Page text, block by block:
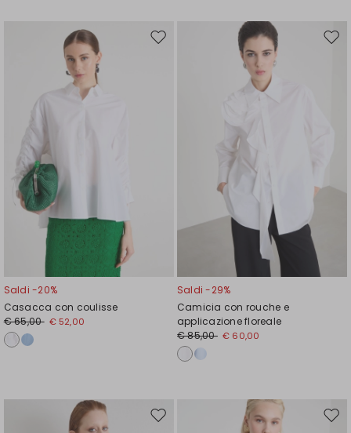
Sposta
Saldi -20%
Casacca con coulisse
€ 65,00 € 52,00
Saldi -29%
Camicia con rouche e
applicazione floreale
€ 85,00 € 60,00
Sposta